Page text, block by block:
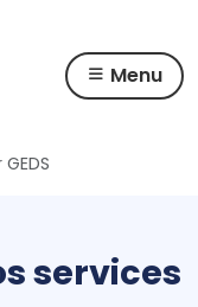
Menu
services